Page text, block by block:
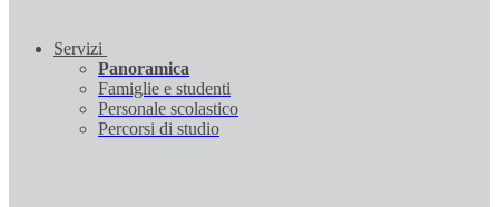
Servizi
Panoramica
Famiglie e studenti
Personale scolastico
Percorsi di studio